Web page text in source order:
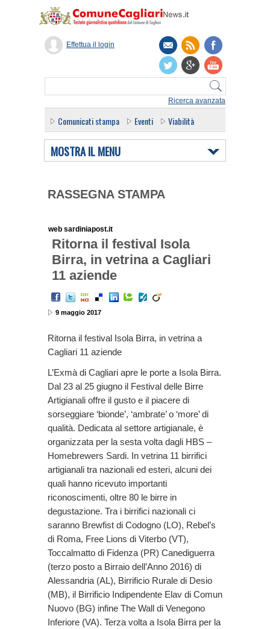
Ricerca avanzata
Effettua il login
Comunicati stampa Eventi Viabilità
MOSTRA IL MENU
RASSEGNA STAMPA
web sardiniapost.it
Ritorna il festival Isola
Birra, in vetrina a Cagliari
11 aziende
9 maggio 2017
Ritorna il festival Isola Birra, in vetrina a
Cagliari 11 aziende
L’Exmà di Cagliari apre le porte a Isola Birra.
Dal 23 al 25 giugno il Festival delle Birre
Artigianali offre il gusto e il piacere di
sorseggiare ‘bionde’, ‘ambrate’ o ‘more’ di
qualità. Dedicata al settore artigianale, è
organizzata per la sesta volta dagli HBS –
Homebrewers Sardi. In vetrina 11 birrifici
artigianali tra nazionali ed esteri, alcuni dei
quali hanno ricevuto importanti
riconoscimenti, oltre 80 le birre in
degustazione. Tra i birrifici nazionali ci
saranno Brewfist di Codogno (LO), Rebel’s
di Roma, Free Lions di Viterbo (VT),
Toccalmatto di Fidenza (PR) Canediguerra
(terzo posto a Birraio dell’Anno 2016) di
Alessandria (AL), Birrificio Rurale di Desio
(MB), il Birrificio Indipendente Elav di Comun
Nuovo (BG) infine The Wall di Venegono
Inferiore (VA). Terza volta a Isola Birra per la